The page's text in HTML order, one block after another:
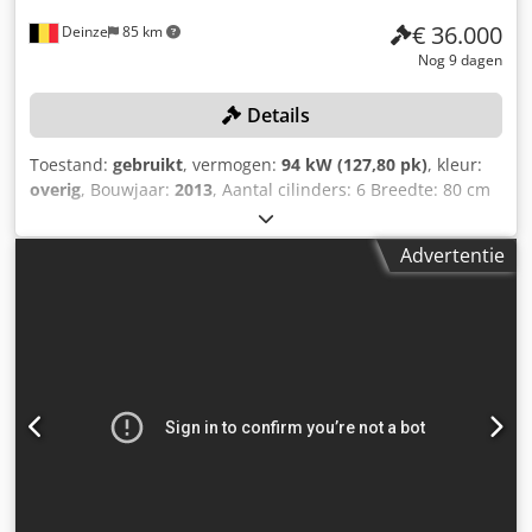
Schade: geen
Deinze 85 km € 36.000
Nog 9 dagen
Details
Toestand: gebruikt, vermogen: 94 kW (127,80 pk), kleur:
overig, Bouwjaar: 2013, Aantal cilinders: 6 Breedte: 80 cm
Breedte van de rupsbanden: 8 cm Serienummer:
E00210468 Motor: Volvo D6 H Aantal cilinders: 6
Motorvermogen: 128 kW Graafdiepte: 6,71 m Maximale
Advertentie